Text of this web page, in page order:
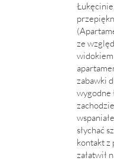
ze
widokiem
zabawki
wygodne
słychać
kontakt z
załatwił